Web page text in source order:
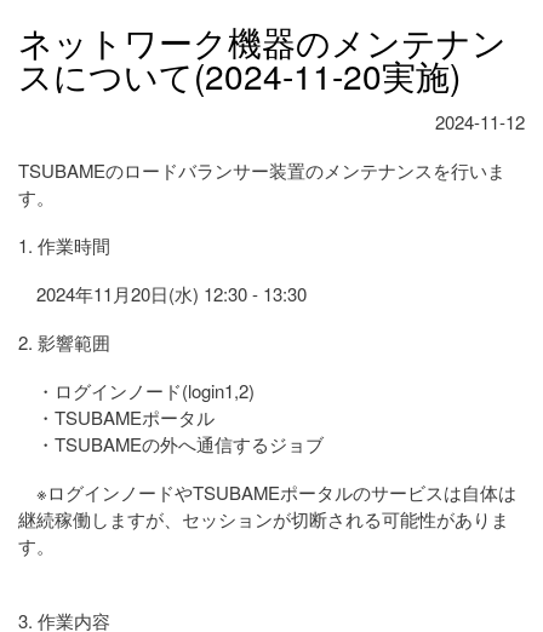
く
ず
ネットワーク機器のメンテナン
スについて(2024-11-20実施)
2024-11-12
TSUBAMEのロードバランサー装置のメンテナンスを行いま
す。
1. 作業時間
2024年11月20日(水) 12:30 - 13:30
2. 影響範囲
・ログインノード(login1,2)
・TSUBAMEポータル
・TSUBAMEの外へ通信するジョブ
※ログインノードやTSUBAMEポータルのサービスは自体は
継続稼働しますが、セッションが切断される可能性がありま
す。
3. 作業内容